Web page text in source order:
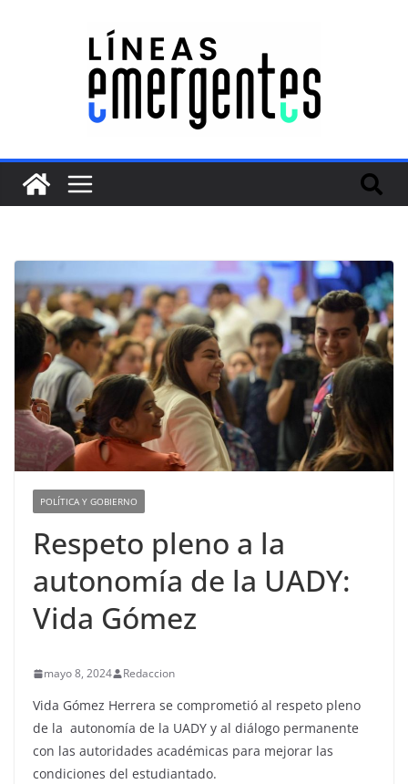
POLÍTICA Y GOBIERNO
Respeto pleno a la
autonomía de la UADY:
Vida Gómez
mayo 8, 2024 Redaccion
Vida Gómez Herrera se comprometió al respeto pleno
de la autonomía de la UADY y al diálogo permanente
con las autoridades académicas para mejorar las
condiciones del estudiantado.